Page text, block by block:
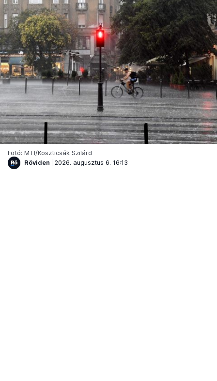
Fotó: MTI/Koszticsák Szilárd
Röviden
2026. augusztus 6. 16:13